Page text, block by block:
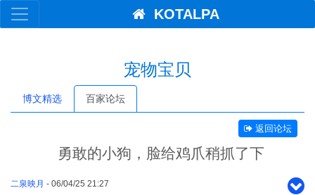
KOTALPA
宠物宝贝
博文精选 百家论坛
返回论坛
勇敢的小狗，脸给鸡爪稍抓了下
二泉映月 - 06/04/25 21:27